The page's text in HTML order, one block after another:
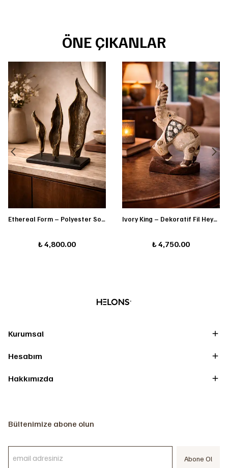
ÖNE ÇIKANLAR
Ethereal Form – Polyester Soyut Heykel Seti
₺ 4,800.00
Ivory King – Dekoratif Fil Heykeli
₺ 4,750.00
Kurumsal
Hesabım
Hakkımızda
Bültenimize abone olun
Abone Ol